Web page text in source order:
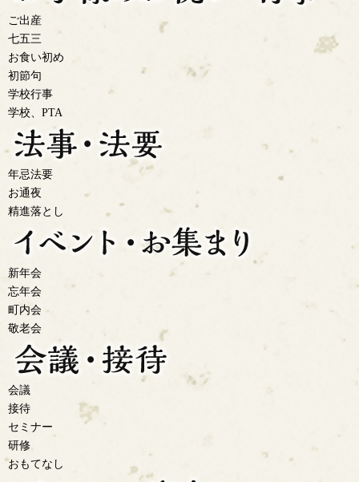
ご出産
七五三
お食い初め
初節句
学校行事
学校、PTA
年忌法要
お通夜
精進落とし
新年会
忘年会
町内会
敬老会
会議
接待
セミナー
研修
おもてなし